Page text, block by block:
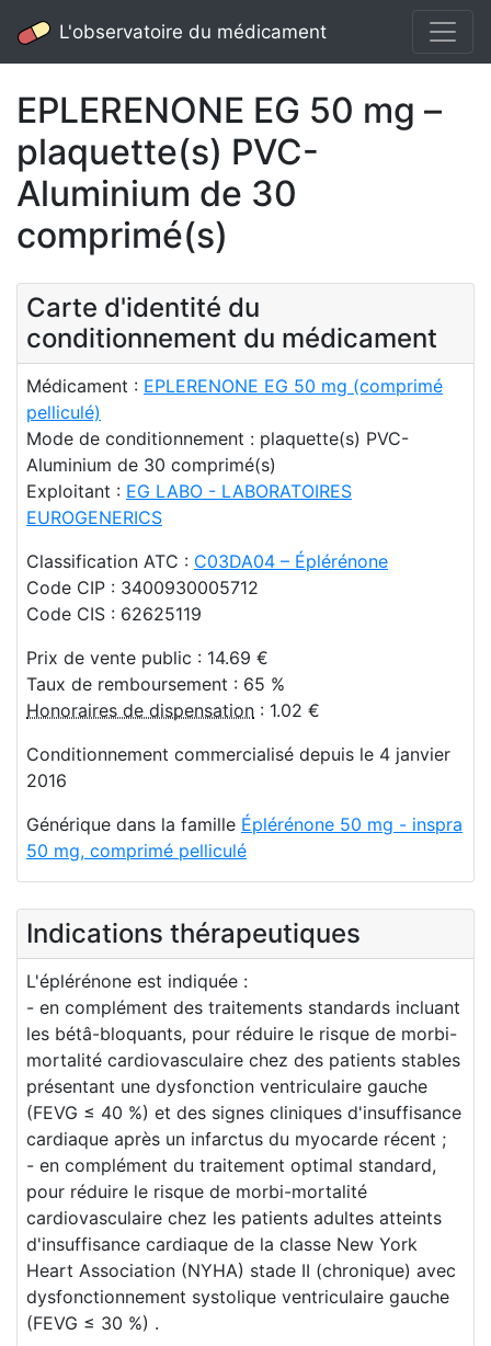
L'observatoire du médicament
EPLERENONE EG 50 mg –
plaquette(s) PVC-
Aluminium de 30
comprimé(s)
Carte d'identité du
conditionnement du médicament
Médicament : EPLERENONE EG 50 mg (comprimé
pelliculé)
Mode de conditionnement : plaquette(s) PVC-
Aluminium de 30 comprimé(s)
Exploitant : EG LABO - LABORATOIRES
EUROGENERICS
Classification ATC : C03DA04 – Éplérénone
Code CIP : 3400930005712
Code CIS : 62625119
Prix de vente public : 14.69 €
Taux de remboursement : 65 %
Honoraires de dispensation : 1.02 €
Conditionnement commercialisé depuis le 4 janvier
2016
Générique dans la famille Éplérénone 50 mg - inspra
50 mg, comprimé pelliculé
Indications thérapeutiques
L'éplérénone est indiquée :
- en complément des traitements standards incluant
les bétâ-bloquants, pour réduire le risque de morbi-
mortalité cardiovasculaire chez des patients stables
présentant une dysfonction ventriculaire gauche
(FEVG ≤ 40 %) et des signes cliniques d'insuffisance
cardiaque après un infarctus du myocarde récent ;
- en complément du traitement optimal standard,
pour réduire le risque de morbi-mortalité
cardiovasculaire chez les patients adultes atteints
d'insuffisance cardiaque de la classe New York
Heart Association (NYHA) stade II (chronique) avec
dysfonctionnement systolique ventriculaire gauche
(FEVG ≤ 30 %) .